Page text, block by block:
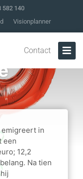
582 140
Visionplanner
Contact
van
emigreert in
een
12,2
Na tien